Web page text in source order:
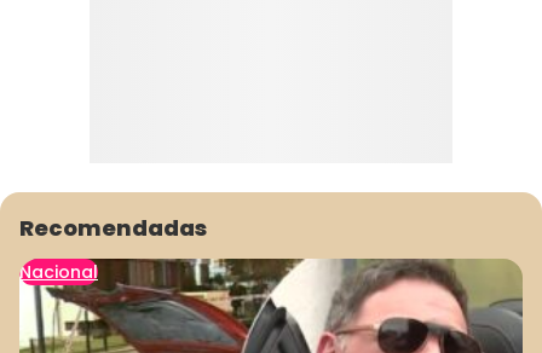
Recomendadas
Nacional